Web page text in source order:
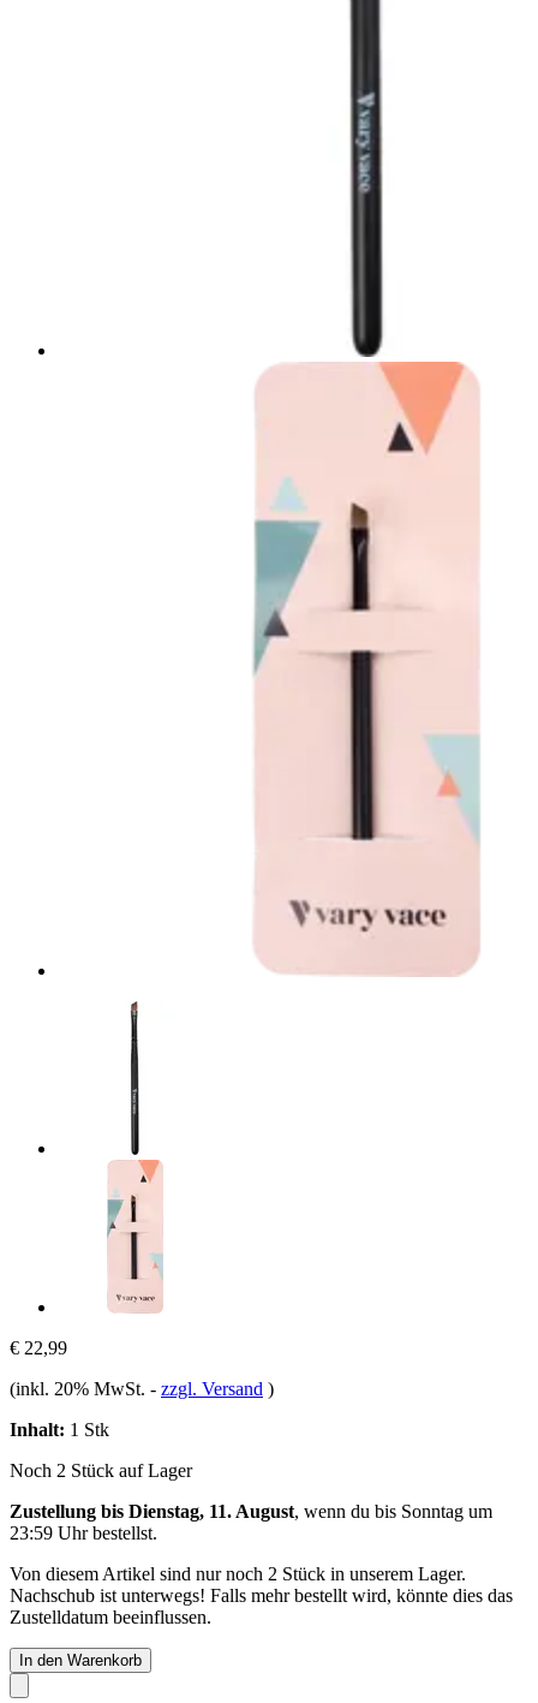
€ 22,99
(inkl. 20% MwSt. - zzgl. Versand )
Inhalt: 1 Stk
Noch 2 Stück auf Lager
Zustellung bis Dienstag, 11. August, wenn du bis Sonntag um
23:59 Uhrbestellst.
Von diesem Artikel sind nur noch 2 Stück in unserem Lager.
Nachschub ist unterwegs! Falls mehr bestellt wird, könnte dies das
Zustelldatum beeinflussen.
In den Warenkorb